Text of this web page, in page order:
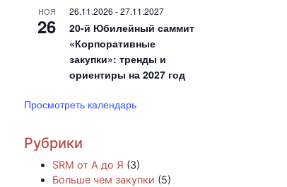
НОЯ
26
26.11.2026 -27.11.2027
20-й Юбилейный саммит
«Корпоративные
закупки»: тренды и
ориентиры на 2027 год
Просмотреть календарь
Рубрики
SRM от А до Я (3)
Больше чем закупки (5)